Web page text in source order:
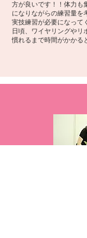
方が良いです！！体力も
になりながらの練習量を
実技練習が必要になって
日頃、ワイヤリングやリ
慣れるまで時間がかかる